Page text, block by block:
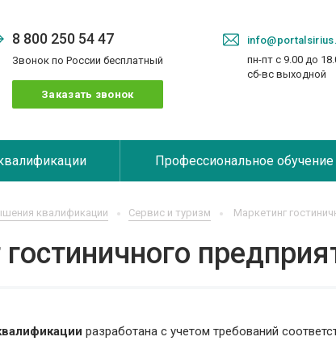
8 800 250 54 47
Звонок по России бесплатный
Заказать звонок
пн-пт с 9.00 до
сб-вс выходной
Профессиональное обучение
квалификации Сервис и туризм Маркетинг
разработана с учетом требований